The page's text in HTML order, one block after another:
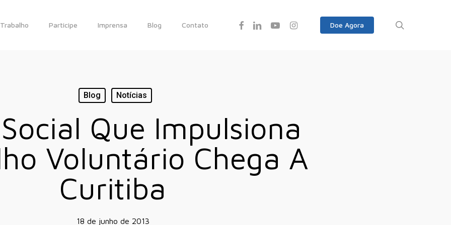
Participe Imprensa Blog Contato Doe Agora
FacebookLinkedinYoutubeInstagram
Blog Notícias
Que Impulsiona
Voluntário Chega A
Curitiba
18 de junho de 2013